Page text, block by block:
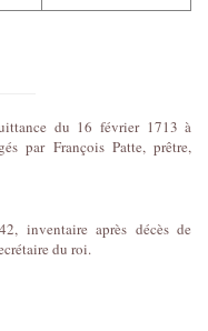
du 16 février 1713 à
par François Patte, prêtre,
inventaire après décès de
du roi.